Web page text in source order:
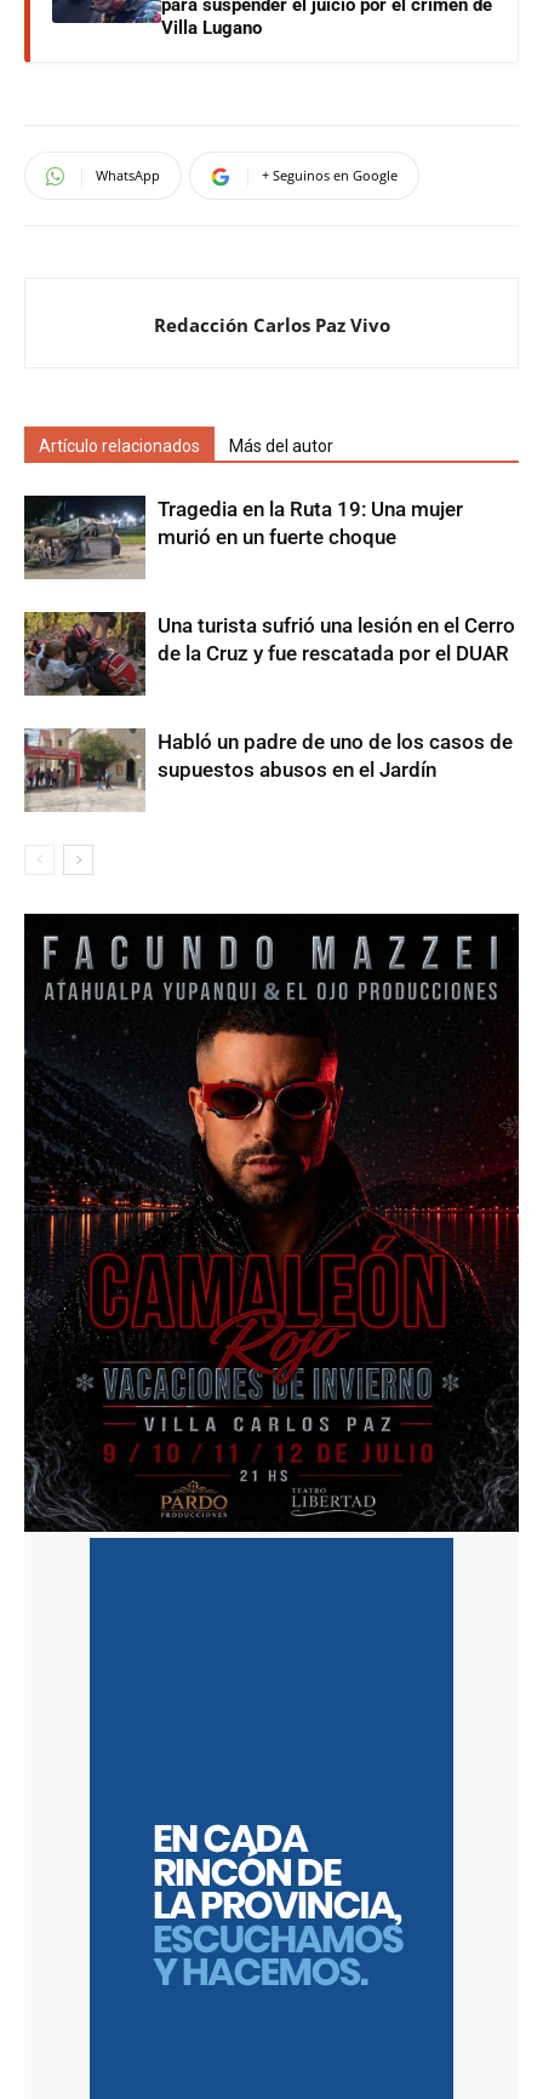
para suspender el juicio por el crimen de
Villa Lugano
WhatsApp + Seguinos en Google
Redacción Carlos Paz Vivo
Artículo relacionados Más del autor
Tragedia en la Ruta 19: Una mujer
murió en un fuerte choque
Una turista sufrió una lesión en el Cerro
de la Cruz y fue rescatada por el DUAR
Habló un padre de uno de los casos de
supuestos abusos en el Jardín